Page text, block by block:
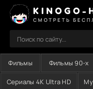
KINOGO-
СМОТРЕТЬ
Фильмы Фильмы 90-х
Сериалы 4K Ultra HD